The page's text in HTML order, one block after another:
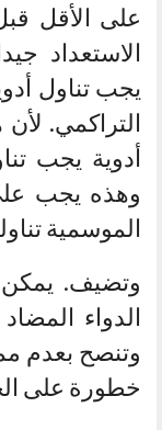
على الأقل
الاستعداد
يجب تناول
التراكمي.
أدوية يجب
وهذه يجب
الموسمية
وتضيف.
الدواء
وتنصح بعدم
خطورة على